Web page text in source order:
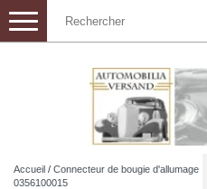
Toggle
navigation
Accueil / Connecteur de bougie d'allumage
0356100015